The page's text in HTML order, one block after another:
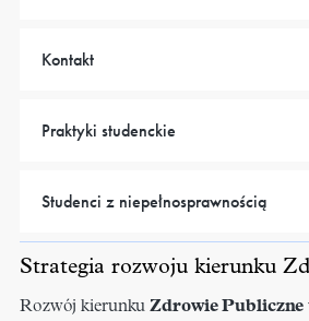
Kontakt
Praktyki studenckie
Studenci z niepełnosprawnością
Strategia rozwoju kierunku
Rozwój kierunkuZdrowie Publiczne